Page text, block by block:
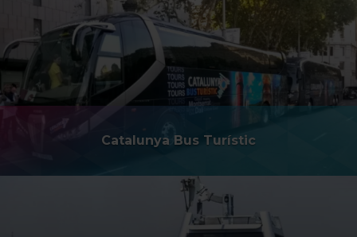
Catalunya Bus Turístic